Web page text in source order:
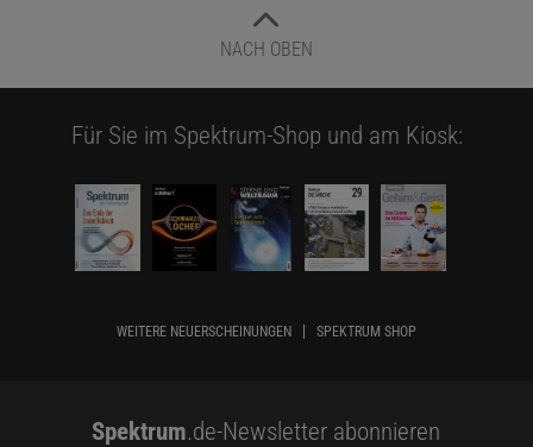
NACH OBEN
Für Sie im Spektrum-Shop und am Kiosk:
WEITERE NEUERSCHEINUNGEN SPEKTRUM SHOP
Spektrum.de-Newsletter abonnieren